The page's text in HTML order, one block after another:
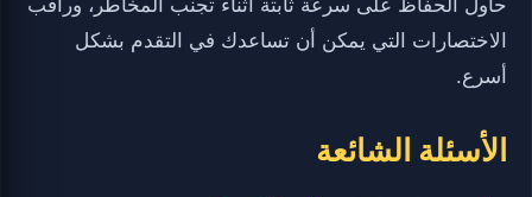
حاول الحفاظ على سرعة ثابتة أثناء تجنب المخاطر، وراقب
الاختصارات التي يمكن أن تساعدك في التقدم بشكل
أسرع.
الأسئلة الشائعة